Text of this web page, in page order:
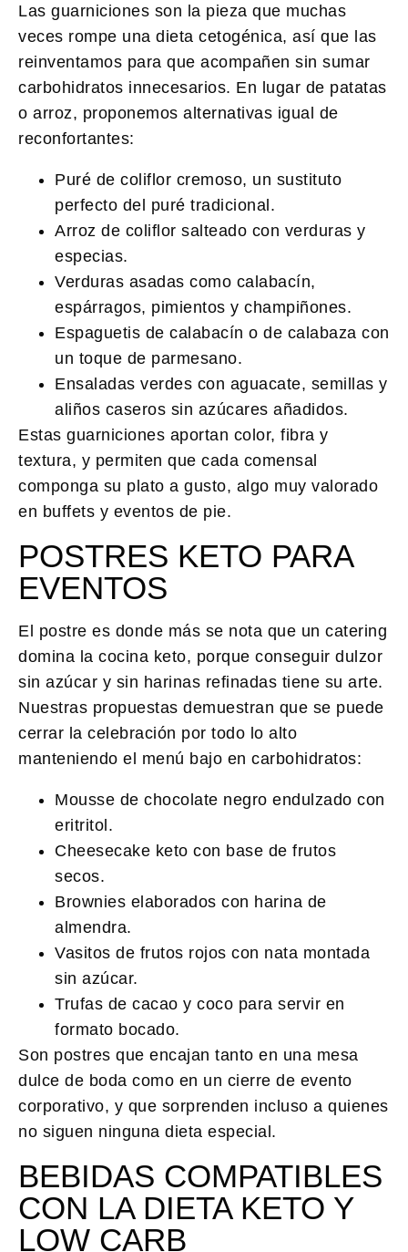
Las guarniciones son la pieza que muchas
veces rompe una dieta cetogénica, así que las
reinventamos para que acompañen sin sumar
carbohidratos innecesarios. En lugar de patatas
o arroz, proponemos alternativas igual de
reconfortantes:
Puré de coliflor cremoso, un sustituto
perfecto del puré tradicional.
Arroz de coliflor salteado con verduras y
especias.
Verduras asadas como calabacín,
espárragos, pimientos y champiñones.
Espaguetis de calabacín o de calabaza con
un toque de parmesano.
Ensaladas verdes con aguacate, semillas y
aliños caseros sin azúcares añadidos.
Estas guarniciones aportan color, fibra y
textura, y permiten que cada comensal
componga su plato a gusto, algo muy valorado
en buffets y eventos de pie.
POSTRES KETO PARA
EVENTOS
El postre es donde más se nota que un catering
domina la cocina keto, porque conseguir dulzor
sin azúcar y sin harinas refinadas tiene su arte.
Nuestras propuestas demuestran que se puede
cerrar la celebración por todo lo alto
manteniendo el menú bajo en carbohidratos:
Mousse de chocolate negro endulzado con
eritritol.
Cheesecake keto con base de frutos
secos.
Brownies elaborados con harina de
almendra.
Vasitos de frutos rojos con nata montada
sin azúcar.
Trufas de cacao y coco para servir en
formato bocado.
Son postres que encajan tanto en una mesa
dulce de boda como en un cierre de evento
corporativo, y que sorprenden incluso a quienes
no siguen ninguna dieta especial.
BEBIDAS COMPATIBLES
CON LA DIETA KETO Y
LOW CARB